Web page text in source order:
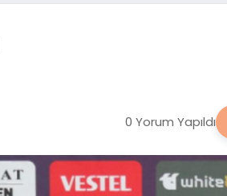
0 Yorum Yapıldı